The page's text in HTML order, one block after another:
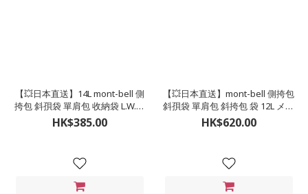
【💥日本直送】14L mont-bell 側
挎包 斜孭袋 單肩包 收納袋 L.W.シ
ョルダーバッグ M 多色選擇
HK$385.00
【💥日本直送】mont-bell 側挎包
斜孭袋 單肩包 斜挎包 袋 12L メッ
センジャーバッグ S
HK$620.00